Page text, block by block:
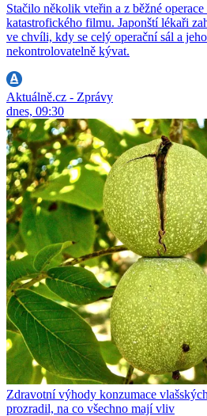
Stačilo několik vteřin a z běžné operace
katastrofického filmu. Japonští lékaři
ve chvíli, kdy se celý operační sál a
nekontrolovatelně kývat.
Aktuálně.cz - Zprávy
dnes, 09:30
Zdravotní výhody konzumace
prozradil, na co všechno mají vliv